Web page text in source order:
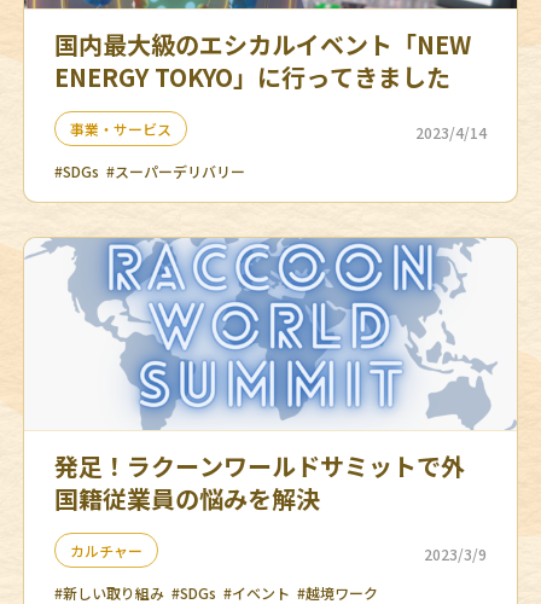
国内最大級のエシカルイベント「NEW
ENERGY TOKYO」に行ってきました
事業・サービス
2023/4/14
#SDGs #スーパーデリバリー
発足！ラクーンワールドサミットで外
国籍従業員の悩みを解決
カルチャー
2023/3/9
#新しい取り組み #SDGs #イベント #越境ワーク